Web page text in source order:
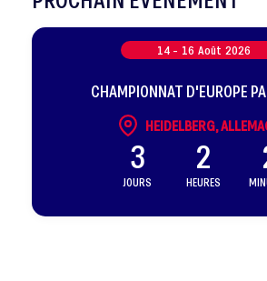
14 - 16 Août 2026
CHAMPIONNAT D'EUROPE
HEIDELBERG,
3
JOURS
2
HEURES